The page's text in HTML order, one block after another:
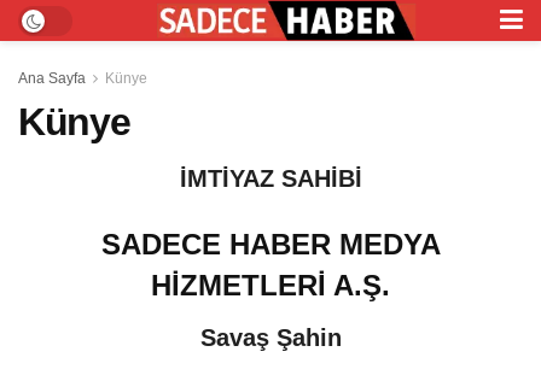
Ana Sayfa Künye
Künye
İMTİYAZ SAHİBİ
SADECE HABER MEDYA
HİZMETLERİ A.Ş.
Savaş Şahin